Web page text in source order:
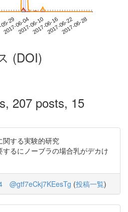
29
2017-06-042017-06-102017-06-162017-06-222017-06-28
(DOI)
207 posts, 15
関する実験的研究
るにノーブラの場合乳がデカけ
@gtf7eCkj7KEesTg (投稿一覧)